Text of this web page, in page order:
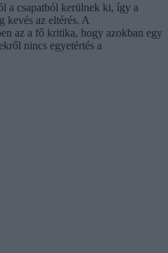
a csapatból kerülnek ki, így a
kevés az eltérés. A
az a fő kritika, hogy azokban egy
nincs egyetértés a